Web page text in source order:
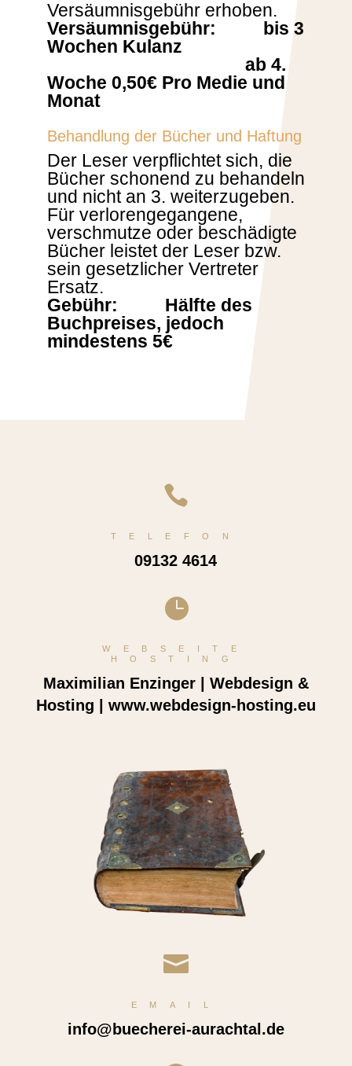
Versäumnisgebühr erhoben.
Versäumnisgebühr: bis 3
Wochen Kulanz
ab 4.
Woche 0,50€ Pro Medie und
Monat
Behandlung der Bücher und Haftung
Der Leser verpflichtet sich, die
Bücher schonend zu behandeln
und nicht an 3. weiterzugeben.
Für verlorengegangene,
verschmutze oder beschädigte
Bücher leistet der Leser bzw.
sein gesetzlicher Vertreter
Ersatz.
Gebühr: Hälfte des
Buchpreises, jedoch
mindestens 5€

TELEFON
09132 4614

WEBSEITE
HOSTING
Maximilian Enzinger | Webdesign &
Hosting | www.webdesign-hosting.eu

EMAIL
info@buecherei-aurachtal.de